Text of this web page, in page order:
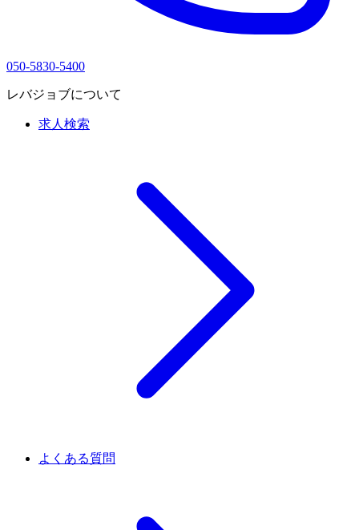
050-5830-5400
レバジョブについて
求人検索
よくある質問